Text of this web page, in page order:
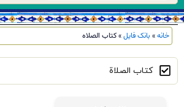
خانه» بانک فایل»کتاب الصلاه
کتاب الصلاة